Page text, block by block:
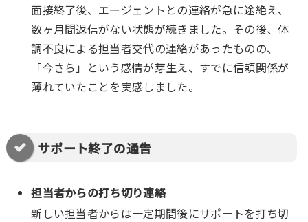
面接終了後、エージェントとの連絡が急に途絶え、
数ヶ月間返信がない状態が続きました。その後、体
調不良による担当者交代の連絡があったものの、
「今さら」という感情が芽生え、すでに信頼関係が
薄れていたことを実感しました。
サポート終了の通告
担当者からの打ち切り連絡
新しい担当者からは一定期間後にサポートを打ち切